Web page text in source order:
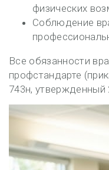
физических
Соблюдение
Все обязанности
профстандарте
743н, утвержденный